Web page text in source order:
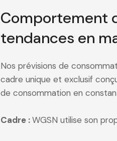
Comportement
tendances en
Nos prévisions de
cadre unique et exclusif
de consommation en
Cadre :WGSN utilise son